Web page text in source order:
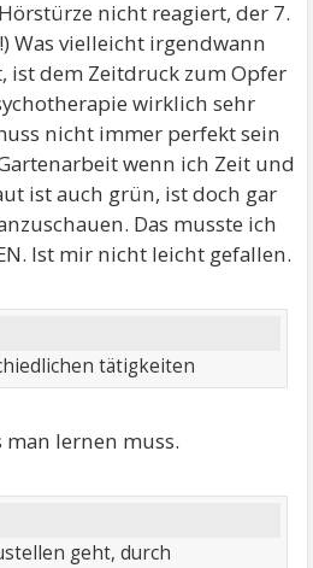
nicht reagiert, der 7.
Was vielleicht irgendwann
ist dem Zeitdruck zum Opfer
wirklich sehr
nicht immer perfekt sein
wenn ich Zeit und
ist auch grün, ist doch gar
Das musste ich
Ist mir nicht leicht gefallen.
tätigkeiten
man lernen muss.
geht, durch